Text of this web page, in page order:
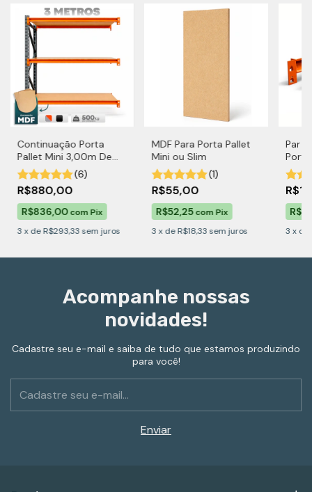
Continuação Porta
Pallet Mini 3,00m De
Altura Para 500kg por
Nível Com MDF
(6)
R$880,00
R$836,00com Pix
3 xdeR$293,33 sem juros
MDF Para Porta Pallet
Mini ou Slim
(1)
R$55,00
R$52,25com Pix
3 xdeR$18,33 sem juros
Par
por
3 x de
Acompanhe nossas
novidades!
Cadastre seu e-mail e saiba de tudo que estamos produzindo
para você!